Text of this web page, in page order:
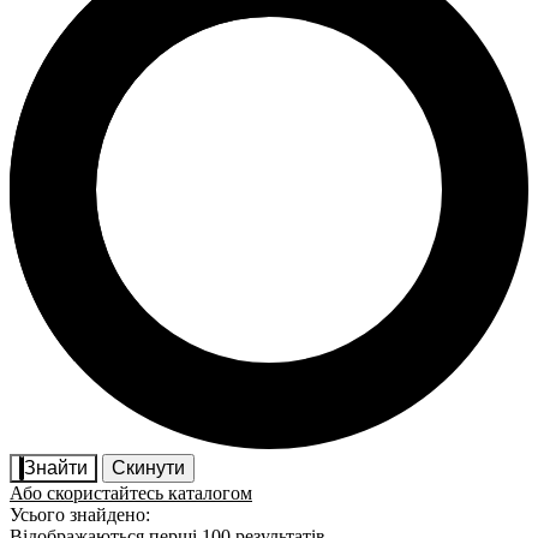
Знайти
Скинути
Або скористайтесь каталогом
Усього знайдено: